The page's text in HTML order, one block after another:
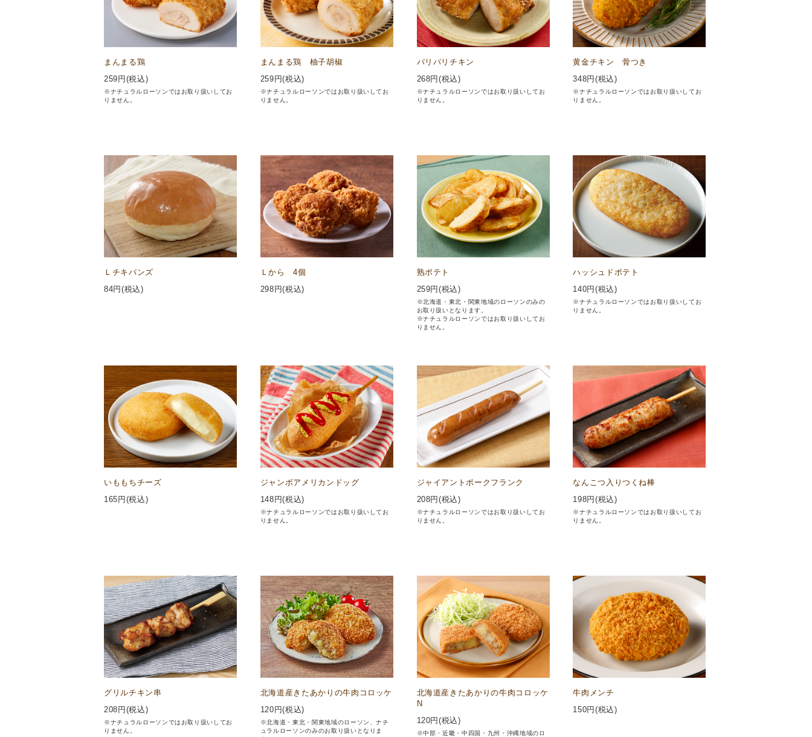
まんまる鶏
259円(税込)
※ナチュラルローソンではお取り扱いしてお
りません。
まんまる鶏 柚子胡椒
259円(税込)
※ナチュラルローソンではお取り扱いしてお
りません。
パリパリチキン
268円(税込)
※ナチュラルローソンではお取り扱いしてお
りません。
黄金チキン 骨つき
348円(税込)
※ナチュラルローソンではお取り扱いしてお
りません。
Ｌチキバンズ
84円(税込)
Ｌから 4個
298円(税込)
熟ポテト
259円(税込)
※北海道・東北・関東地域のローソンのみの
お取り扱いとなります。
※ナチュラルローソンではお取り扱いしてお
りません。
ハッシュドポテト
140円(税込)
※ナチュラルローソンではお取り扱いしてお
りません。
いももちチーズ
165円(税込)
ジャンボアメリカンドッグ
148円(税込)
※ナチュラルローソンではお取り扱いしてお
りません。
ジャイアントポークフランク
208円(税込)
※ナチュラルローソンではお取り扱いしてお
りません。
なんこつ入りつくね棒
198円(税込)
※ナチュラルローソンではお取り扱いしてお
りません。
グリルチキン串
208円(税込)
※ナチュラルローソンではお取り扱いしてお
りません。
北海道産きたあかりの牛肉コロッケ
120円(税込)
※北海道・東北・関東地域のローソン、ナチ
ュラルローソンのみのお取り扱いとなりま
北海道産きたあかりの牛肉コロッケ
N
120円(税込)
※中部・近畿・中四国・九州・沖縄地域のロ
牛肉メンチ
150円(税込)